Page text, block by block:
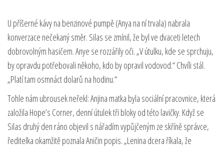
U příšerné kávy na benzinové pumpě (Anya na ní trvala) nabrala
konverzace nečekaný směr. Silas se zmínil, že byl ve dvaceti letech
dobrovolným hasičem. Anye se rozzářily oči. „V útulku, kde se sprchuju,
by opravdu potřebovali někoho, kdo by opravil vodovod.“ Chvíli stál.
„Platí tam osmnáct dolarů na hodinu.“
Tohle nám ubrousek neřekl: Anjina matka byla sociální pracovnice, která
založila Hope’s Corner, denní útulek tři bloky od této lavičky. Když se
Silas druhý den ráno objevil s nářadím vypůjčeným ze skříně správce,
ředitelka okamžitě poznala Aničin popis. „Lenina dcera říkala, že